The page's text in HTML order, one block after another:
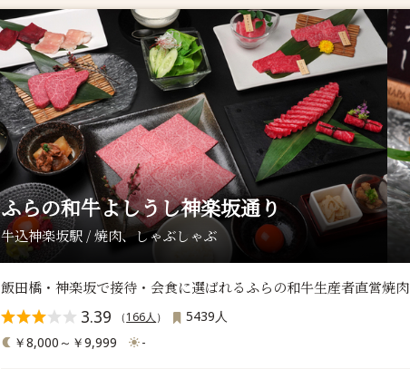
ふらの和牛よしうし神楽坂通り
牛込神楽坂駅 / 焼肉、しゃぶしゃぶ
飯田橋・神楽坂で接待・会食に選ばれるふらの和牛生産者直営焼肉
3.39 （166人 ）
5439人
￥8,000～￥9,999
-